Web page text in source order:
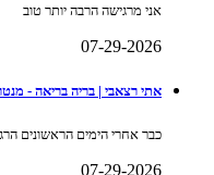
אני מרגישה הרבה יותר טוב
07-29-2026
אתי רצאבי | בריה בריאה -
כבר אחרי הימים הראשונים
07-29-2026